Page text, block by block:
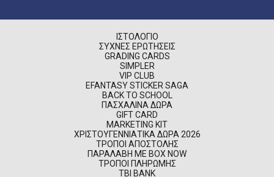
ΙΣΤΟΛΌΓΙΟ
ΣΥΧΝΈΣ ΕΡΩΤΉΣΕΙΣ
GRADING CARDS
SIMPLER
VIP CLUB
EFANTASY STICKER SAGA
BACK TO SCHOOL
ΠΑΣΧΑΛΙΝΆ ΔΏΡΑ
GIFT CARD
MARKETING KIT
ΧΡΙΣΤΟΥΓΕΝΝΙΆΤΙΚΑ ΔΏΡΑ 2026
ΤΡΌΠΟΙ ΑΠΟΣΤΟΛΉΣ
ΠΑΡΑΛΑΒΉ ΜΕ BOX NOW
ΤΡΌΠΟΙ ΠΛΗΡΩΜΉΣ
TBI BANK